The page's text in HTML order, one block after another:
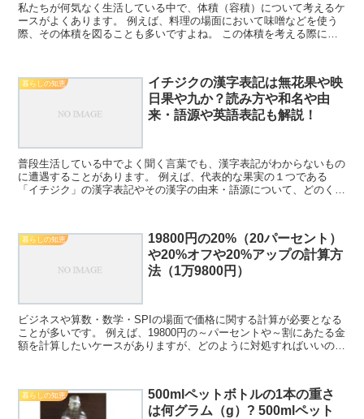
私たちが何気なく生活している中で、体積（容積）について考えるケ
ースがよくあります。 例えば、料理の場面において味噌などを使う
際、その体積を図ることも多いですよね。 この体積を考える際に大
暮らしの知恵
イチジクの漢字表記は無花果や映
日果や九か？読み方や和名や由
来・語源や英語表記も解説！
普段生活している中でよく聞く言葉でも、漢字表記がわからないもの
に遭遇することがあります。 例えば、代表的な果実の１つである
「イチジク」の漢字表記やその漢字の由来・語源について、どのくら
暮らしの知恵
19800円の20%（20パーセント）
や20%オフや20%アップの計算方
法（1万9800円）
ビジネスや算数・数学・SPIの場面で価格に関する計算が必要となる
ことが多いです。 例えば、19800円の～パーセントや～割にあたる金
額を計算したいケースがありますが、どのように対処すればいいのか
暮らしの知恵
500mlペットボトルの1本の重さ
は何グラム（g）? 500mlペット